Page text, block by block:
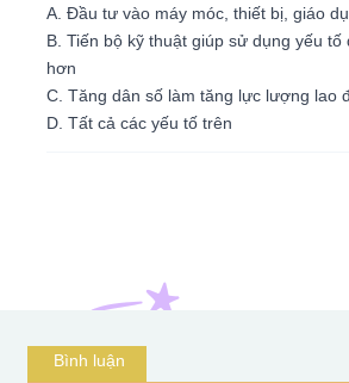
A. Đầu tư vào máy móc, thiết bị, giáo
B. Tiến bộ kỹ thuật giúp sử dụng yếu tố
hơn
C. Tăng dân số làm tăng lực lượng lao
D. Tất cả các yếu tố trên
Bình luận